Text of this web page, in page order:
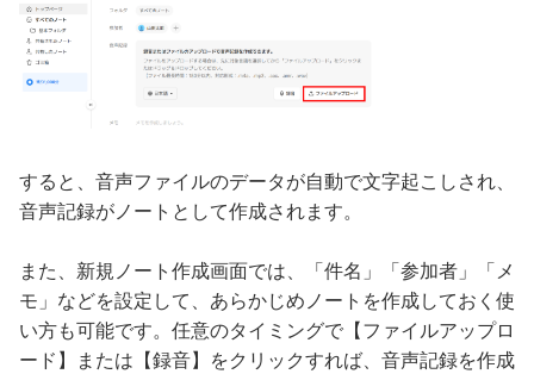
すると、音声ファイルのデータが自動で文字起こしされ、
音声記録がノートとして作成されます。
また、新規ノート作成画面では、「件名」「参加者」「メ
モ」などを設定して、あらかじめノートを作成しておく使
い方も可能です。任意のタイミングで【ファイルアップロ
ード】または【録音】をクリックすれば、音声記録を作成